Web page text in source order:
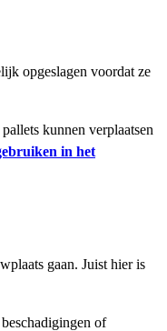
opgeslagen voordat ze
kunnen verplaatsen
in het
gaan. Juist hier is
of